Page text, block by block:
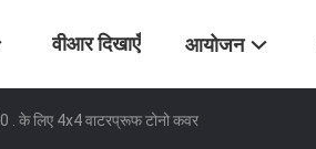
वीआर दिखाएँ आयोजन
के लिए 4x4 वाटरप्रूफ टोनो कवर